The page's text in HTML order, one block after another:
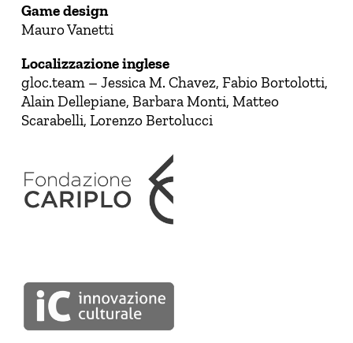
Game design
Mauro Vanetti
Localizzazione inglese
gloc.team – Jessica M. Chavez, Fabio Bortolotti,
Alain Dellepiane, Barbara Monti, Matteo
Scarabelli, Lorenzo Bertolucci